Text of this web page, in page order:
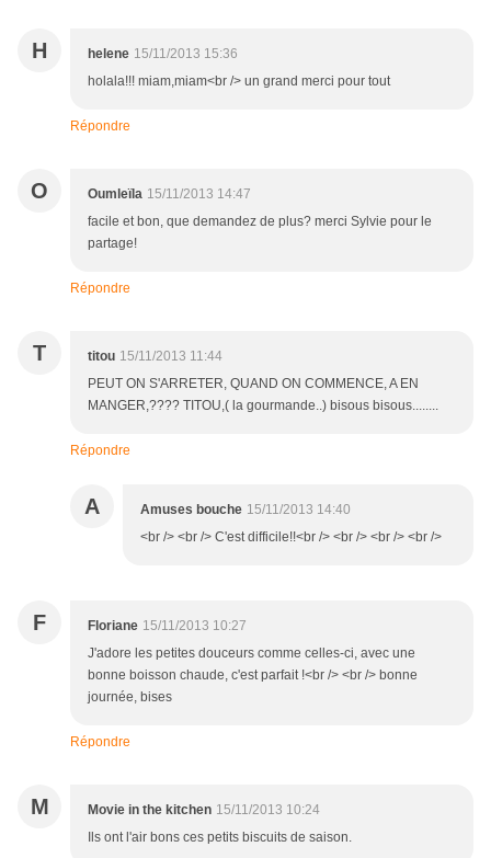
H helene 15/11/2013 15:36
holala!!! miam,miam<br /> un grand merci pour tout
Répondre
O Oumleïla 15/11/2013 14:47
facile et bon, que demandez de plus? merci Sylvie pour le
partage!
Répondre
T titou 15/11/2013 11:44
PEUT ON S'ARRETER, QUAND ON COMMENCE, A EN
MANGER,???? TITOU,( la gourmande..) bisous bisous........
Répondre
A Amuses bouche 15/11/2013 14:40
<br /> <br /> C'est difficile!!<br /> <br /> <br /> <br />
F Floriane 15/11/2013 10:27
J'adore les petites douceurs comme celles-ci, avec une
bonne boisson chaude, c'est parfait !<br /> <br /> bonne
journée, bises
Répondre
M Movie in the kitchen 15/11/2013 10:24
Ils ont l'air bons ces petits biscuits de saison.